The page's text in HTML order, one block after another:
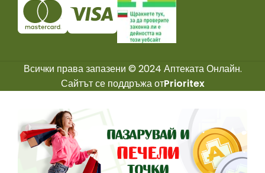
Всички права запазени © 2024 Аптеката Онлайн.
Сайтът се поддръжа отPrioritex